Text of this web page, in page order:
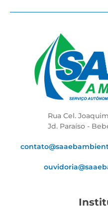
Rua Cel.
Jd. Paraíso -